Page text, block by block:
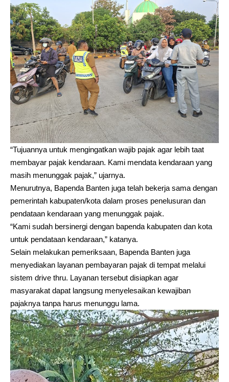
“Tujuannya untuk mengingatkan wajib pajak agar lebih taat
membayar pajak kendaraan. Kami mendata kendaraan yang
masih menunggak pajak,” ujarnya.
Menurutnya, Bapenda Banten juga telah bekerja sama dengan
pemerintah kabupaten/kota dalam proses penelusuran dan
pendataan kendaraan yang menunggak pajak.
“Kami sudah bersinergi dengan bapenda kabupaten dan kota
untuk pendataan kendaraan,” katanya.
Selain melakukan pemeriksaan, Bapenda Banten juga
menyediakan layanan pembayaran pajak di tempat melalui
sistem drive thru. Layanan tersebut disiapkan agar
masyarakat dapat langsung menyelesaikan kewajiban
pajaknya tanpa harus menunggu lama.